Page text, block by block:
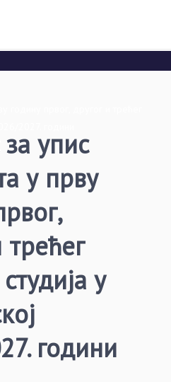
у Источном
упис
у прву
трећег
у
години